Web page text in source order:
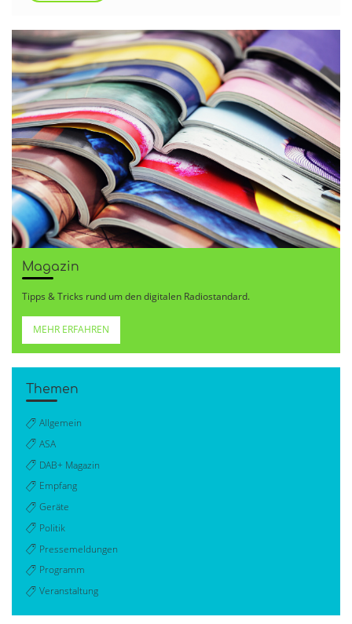
Magazin
Tipps & Tricks rund um den digitalen Radiostandard.
MEHR ERFAHREN
Themen
Allgemein
ASA
DAB+ Magazin
Empfang
Geräte
Politik
Pressemeldungen
Programm
Veranstaltung